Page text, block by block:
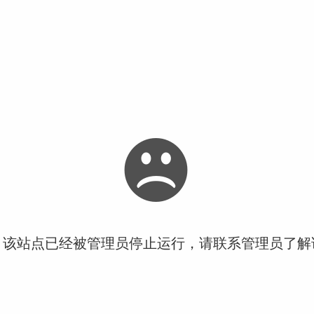
站点已经被管理员停止运行，请联系管理员了